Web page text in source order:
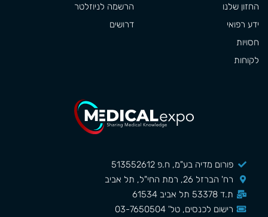
פורום מדיה בע"מ, ח.פ 513552612
רח' הברזל 26, רמת החי"ל, תל אביב
ת.ד 53378 תל אביב 61534
רישום לכנסים, טל' 03-7650504
החזון שלנו
ידע רפואי
חסויות
לקוחות
הרשמה לניוזלטר
דרושים